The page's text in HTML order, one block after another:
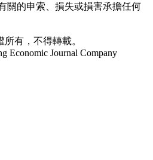
關的申索、損失或損害承擔任何
有，不得轉載。
Economic Journal Company